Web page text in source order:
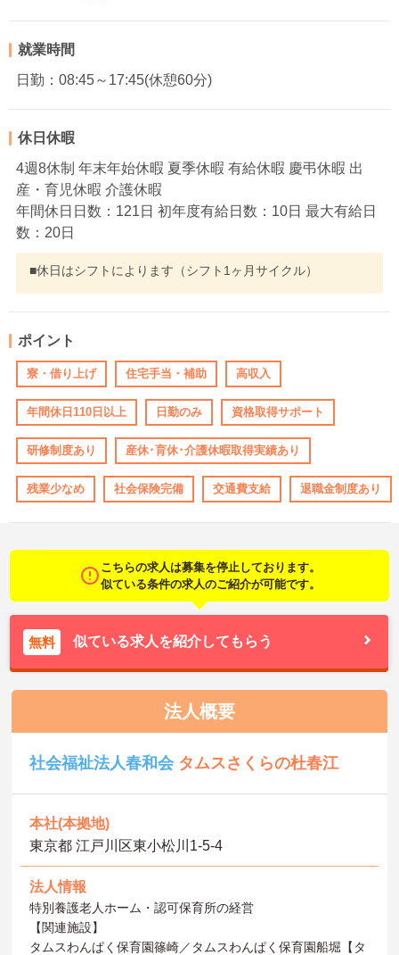
就業時間
日勤：08:45～17:45(休憩60分)
休日休暇
4週8休制 年末年始休暇 夏季休暇 有給休暇 慶弔休暇 出
産・育児休暇 介護休暇
年間休日日数：121日 初年度有給日数：10日 最大有給日
数：20日
■休日はシフトによります（シフト1ヶ月サイクル）
ポイント
寮・借り上げ 住宅手当・補助 高収入
年間休日110日以上 日勤のみ 資格取得サポート
研修制度あり 産休･育休･介護休暇取得実績あり
残業少なめ 社会保険完備 交通費支給 退職金制度あり
こちらの求人は募集を停止しております。
似ている条件の求人のご紹介が可能です。
無料 似ている求人を紹介してもらう
法人概要
社会福祉法人春和会 タムスさくらの杜春江
本社(本拠地)
東京都 江戸川区東小松川1-5-4
法人情報
特別養護老人ホーム・認可保育所の経営
【関連施設】
タムスわんぱく保育園篠崎／タムスわんぱく保育園船堀【タ